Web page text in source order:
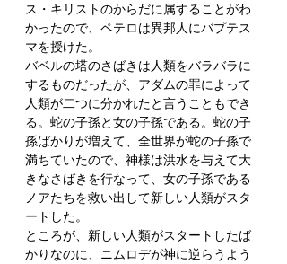
ス・キリストのからだに属することがわ
かったので、ペテロは異邦人にバプテス
マを授けた。
バベルの塔のさばきは人類をバラバラに
するものだったが、アダムの罪によって
人類が二つに分かれたと言うこともでき
る。蛇の子孫と女の子孫である。蛇の子
孫ばかりが増えて、全世界が蛇の子孫で
満ちていたので、神様は洪水を与えて大
きなさばきを行なって、女の子孫である
ノアたちを救い出して新しい人類がスタ
ートした。
ところが、新しい人類がスタートしたば
かりなのに、ニムロデが神に逆らうよう